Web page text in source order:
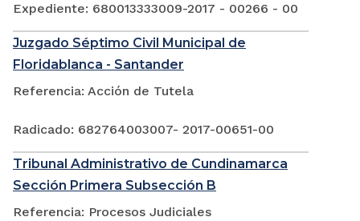
Expediente: 680013333009-2017 - 00266 - 00
Juzgado Séptimo Civil Municipal de
Floridablanca - Santander
Referencia: Acción de Tutela
Radicado: 682764003007- 2017-00651-00
Tribunal Administrativo de Cundinamarca
Sección Primera Subsección B
Referencia: Procesos Judiciales